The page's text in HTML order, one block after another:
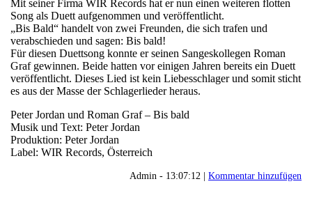
Mit seiner Firma WIR Records hat er nun einen weiteren flotten
Song als Duett aufgenommen und veröffentlicht.
„Bis Bald“ handelt von zwei Freunden, die sich trafen und
verabschieden und sagen: Bis bald!
Für diesen Duettsong konnte er seinen Sangeskollegen Roman
Graf gewinnen. Beide hatten vor einigen Jahren bereits ein Duett
veröffentlicht. Dieses Lied ist kein Liebesschlager und somit sticht
es aus der Masse der Schlagerlieder heraus.
Peter Jordan und Roman Graf – Bis bald
Musik und Text: Peter Jordan
Produktion: Peter Jordan
Label: WIR Records, Österreich
Admin - 13:07:12 | Kommentar hinzufügen